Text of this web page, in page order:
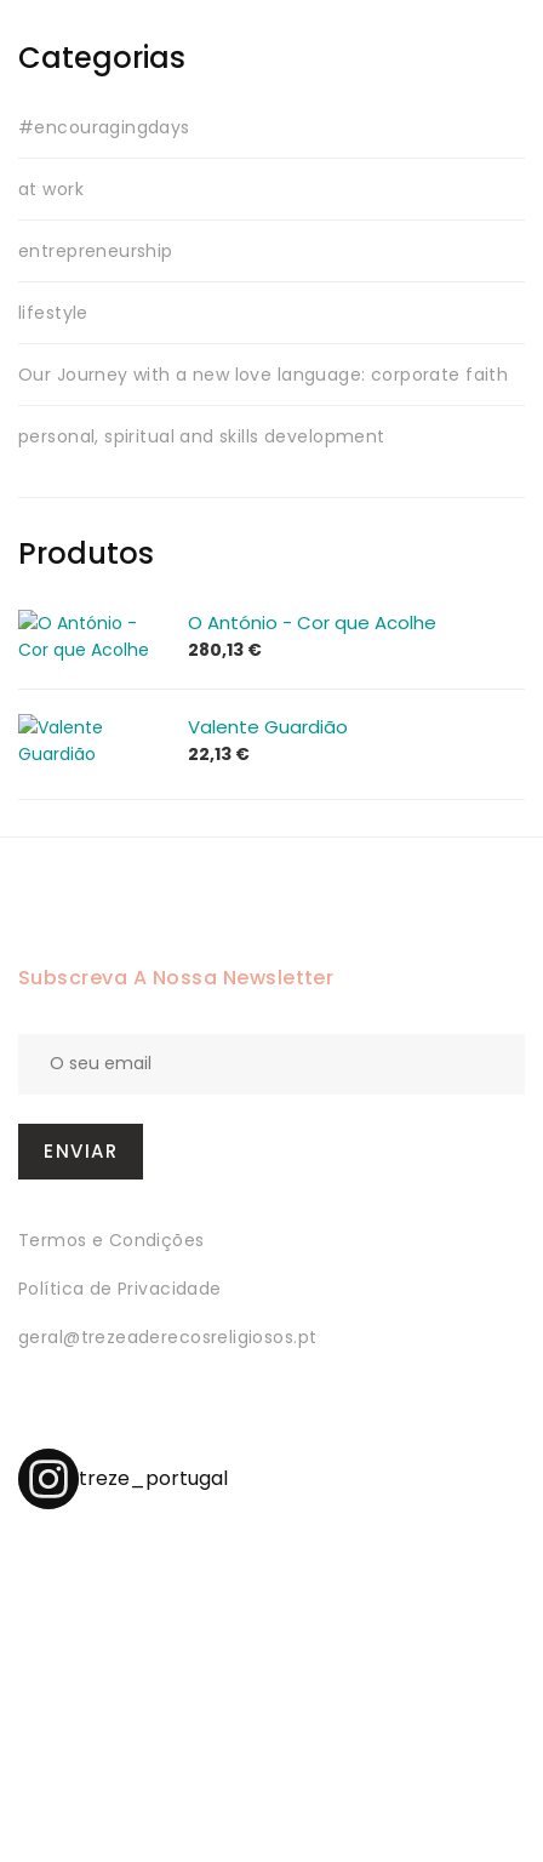
Categorias
#encouragingdays
at work
entrepreneurship
lifestyle
Our Journey with a new love language: corporate faith
personal, spiritual and skills development
Produtos
O António - Cor que Acolhe
280,13 €
Valente Guardião
22,13 €
Subscreva A Nossa Newsletter
Termos e Condições
Política de Privacidade
geral@trezeaderecosreligiosos.pt
treze_portugal